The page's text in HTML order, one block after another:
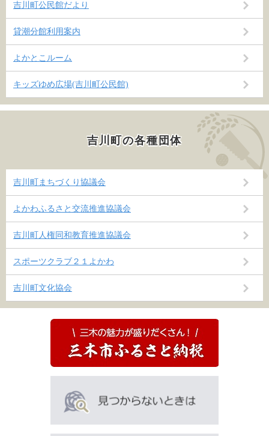
吉川町公民館だより
貸潮分館利用案内
よかとこルーム
キッズゆめ広場(吉川町公民館)
吉川町の各種団体
吉川町まちづくり協議会
よかわふるさと交流推進協議会
吉川町人権同和教育推進協議会
スポーツクラブ２１よかわ
吉川町文化協会